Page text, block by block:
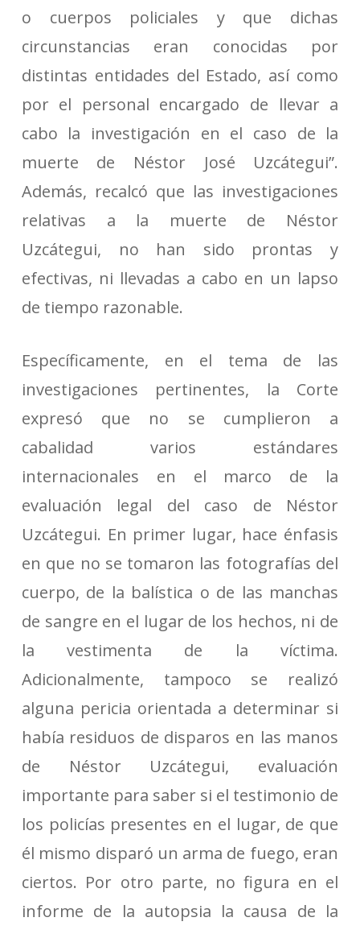
o cuerpos policiales y que dichas
circunstancias eran conocidas por
distintas entidades del Estado, así como
por el personal encargado de llevar a
cabo la investigación en el caso de la
muerte de Néstor José Uzcátegui”.
Además, recalcó que las investigaciones
relativas a la muerte de Néstor
Uzcátegui, no han sido prontas y
efectivas, ni llevadas a cabo en un lapso
de tiempo razonable.
Específicamente, en el tema de las
investigaciones pertinentes, la Corte
expresó que no se cumplieron a
cabalidad varios estándares
internacionales en el marco de la
evaluación legal del caso de Néstor
Uzcátegui. En primer lugar, hace énfasis
en que no se tomaron las fotografías del
cuerpo, de la balística o de las manchas
de sangre en el lugar de los hechos, ni de
la vestimenta de la víctima.
Adicionalmente, tampoco se realizó
alguna pericia orientada a determinar si
había residuos de disparos en las manos
de Néstor Uzcátegui, evaluación
importante para saber si el testimonio de
los policías presentes en el lugar, de que
él mismo disparó un arma de fuego, eran
ciertos. Por otro parte, no figura en el
informe de la autopsia la causa de la